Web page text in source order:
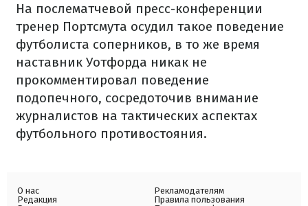
На послематчевой пресс-конференции
тренер Портсмута осудил такое поведение
футболиста соперников, в то же время
наставник Уотфорда никак не
прокомментировал поведение
подопечного, сосредоточив внимание
журналистов на тактических аспектах
футбольного противостояния.
О нас
Редакция
Рекламодателям
Правила пользования